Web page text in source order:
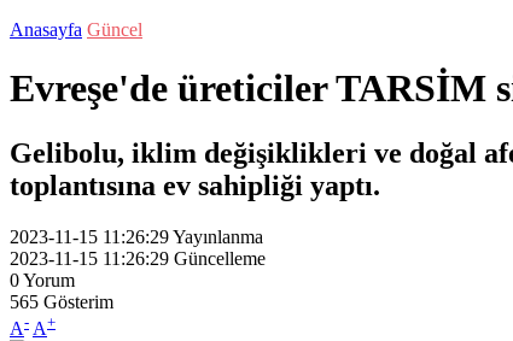
Anasayfa Güncel
Evreşe'de üreticiler TARSİM
Gelibolu, iklim değişiklikleri ve doğal
toplantısına ev sahipliği yaptı.
2023-11-15 11:26:29Yayınlanma
2023-11-15 11:26:29 Güncelleme
0Yorum
565 Gösterim
A- A+